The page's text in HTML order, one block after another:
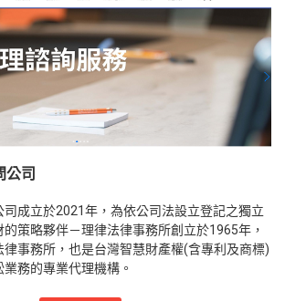
公司
成立於2021年，為依公司法設立登記之獨立
策略夥伴－理律法律事務所創立於1965年，
事務所，也是台灣智慧財產權(含專利及商標)
務的專業代理機構。